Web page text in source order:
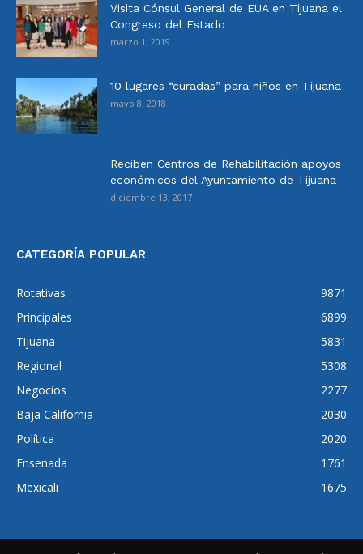
Visita Cónsul General de EUA en Tijuana el
Congreso del Estado
marzo 1, 2019
10 lugares “curadas” para niños en Tijuana
mayo 8, 2018
Reciben Centros de Rehabilitación apoyos
económicos del Ayuntamiento de Tijuana
diciembre 13, 2017
CATEGORÍA POPULAR
Rotativas
9871
Principales
6899
Tijuana
5831
Regional
5308
Negocios
2277
Baja California
2030
Política
2020
Ensenada
1761
Mexicali
1675